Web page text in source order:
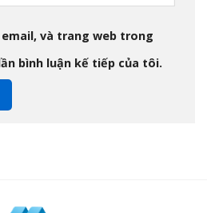
và trang web trong
bình luận kế tiếp của tôi.